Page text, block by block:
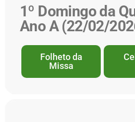
1º Domingo da
Ano A (22/02/
Folheto da
Missa